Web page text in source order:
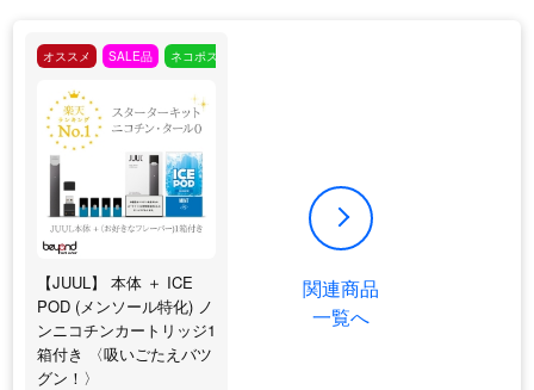
オススメ SALE品 ネコポス対応
【JUUL】 本体 ＋ ICE
POD (メンソール特化) ノ
ンニコチンカートリッジ1
箱付き 〈吸いごたえバツ
グン！〉
関連商品
一覧へ